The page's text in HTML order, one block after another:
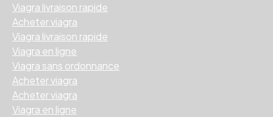
Viagra livraison rapide
Acheter viagra
Viagra livraison rapide
Viagra en ligne
Viagra sans ordonnance
Acheter viagra
Acheter viagra
Viagra en ligne